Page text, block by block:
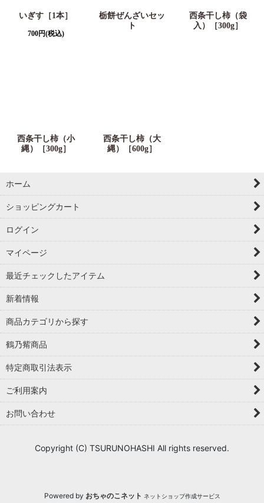
いぎす［1本］
700円(税込)
栃餅ぜんざいセッ
ト
西条干し柿（袋
入）［300g］
西条干し柿（小
縄）［300g］
西条干し柿（大
縄）［600g］
ホーム
ショッピングカート
ログイン
マイページ
最近チェックしたアイテム
新着情報
商品カテゴリから探す
鶴乃觜商品
特定商取引法表示
ご利用案内
お問い合わせ
Copyright (C) TSURUNOHASHI All rights reserved.
Powered by おちゃのこネット ネットショップ作成サービス